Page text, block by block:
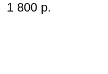
1 800 р.